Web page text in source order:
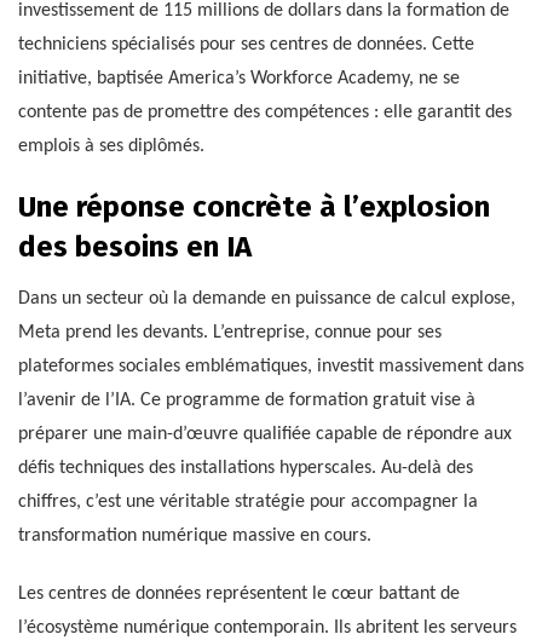
investissement de 115 millions de dollars dans la formation de
techniciens spécialisés pour ses centres de données. Cette
initiative, baptisée America’s Workforce Academy, ne se
contente pas de promettre des compétences : elle garantit des
emplois à ses diplômés.
Une réponse concrète à l’explosion
des besoins en IA
Dans un secteur où la demande en puissance de calcul explose,
Meta prend les devants. L’entreprise, connue pour ses
plateformes sociales emblématiques, investit massivement dans
l’avenir de l’IA. Ce programme de formation gratuit vise à
préparer une main-d’œuvre qualifiée capable de répondre aux
défis techniques des installations hyperscales. Au-delà des
chiffres, c’est une véritable stratégie pour accompagner la
transformation numérique massive en cours.
Les centres de données représentent le cœur battant de
l’écosystème numérique contemporain. Ils abritent les serveurs